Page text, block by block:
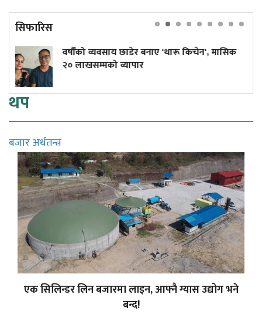
सिफारिस
छाडेर बनाए 'थारू किचेन', मासिक
व्यापार
कांग्रेस
थप
बजार अर्थतन्त्र
एक सिलिन्डर लिन बजारमा लाइन, आफ्नै ग्यास उद्योग भने
बन्द!